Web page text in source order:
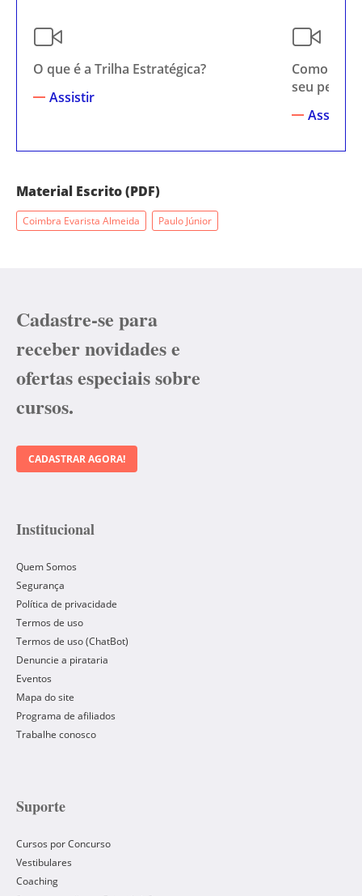
O que é a Trilha Estratégica?
Assistir
Como
seu perfil?
Assistir
Material Escrito (PDF)
Coimbra Evarista Almeida Paulo Júnior
Cadastre-se para
receber novidades e
ofertas especiais sobre
cursos.
CADASTRAR AGORA!
Institucional
Quem Somos
Segurança
Política de privacidade
Termos de uso
Termos de uso (ChatBot)
Denuncie a pirataria
Eventos
Mapa do site
Programa de afiliados
Trabalhe conosco
Suporte
Cursos por Concurso
Vestibulares
Coaching